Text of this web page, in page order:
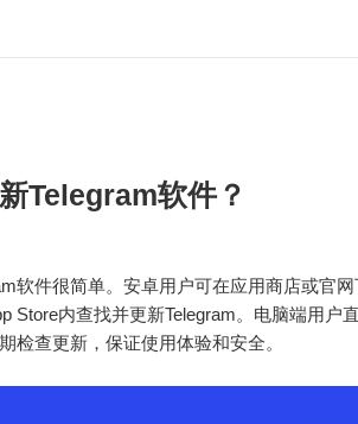
Telegram软件？
软件很简单。安卓用户可在应用商店或官
Store内查找并更新Telegram。电脑端用户
检查更新，保证使用体验和安全。